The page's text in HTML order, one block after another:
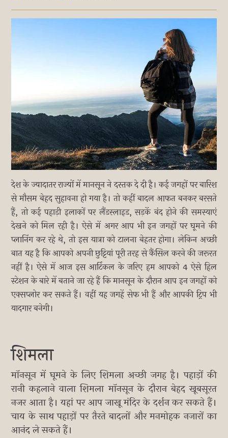
देश के ज्यादातर राज्यों में मानसून ने दस्तक दे दी है। कई जगहों पर बारिश
से मौसम बेहद सुहावना हो गया है। तो कहीं बादल आफत बनकर बरसते
हैं, तो कई पहाड़ी इलाकों पर लैंडस्लाइड, सड़कें बंद होने की समस्याएं
देखने को मिल रही है। ऐसे में अगर आप भी इन जगहों पर घूमने की
प्लानिंग कर रहे थे, तो इस यात्रा को टालना बेहतर होगा। लेकिन अच्छी
बात यह है कि आपको अपनी छुट्टियां पूरी तरह से कैंसिल करने की जरूरत
नहीं है। ऐसे में आज इस आर्टिकल के जरिए हम आपको 4 ऐसे हिल
स्टेशन के बारे में बताने जा रहे हैं कि मानसून के दौरान आप इन जगहों को
एक्सप्लोर कर सकते हैं। वहीं यह जगहें सेफ भी हैं और आपकी ट्रिप भी
यादगार बनेगी।
शिमला
मॉनसून में घूमने के लिए शिमला अच्छी जगह है। पहाड़ों की
रानी कहलाने वाला शिमला मॉनसून के दौरान बेहद खूबसूरत
नजर आता है। यहां पर आप जाखू मंदिर के दर्शन कर सकते हैं।
चाय के साथ पहाड़ों पर तैरते बादलों और मनमोहक नजारों का
आनंद ले सकते हैं।